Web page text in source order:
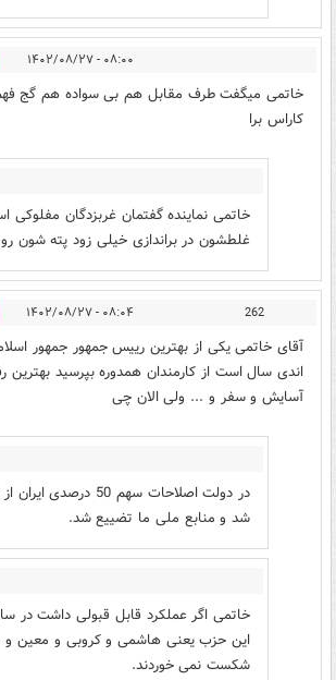
۰۸:۰۰ - ۱۴۰۲/۰۸/۲۷
خاتمی میگفت طرف مقابل هم بی سواده هم گج
کاراس برا
خاتمی نماینده گفتمان غربزدگان
غلطشون در براندازی خیلی زود پته شون
262 ۰۸:۰۴ - ۱۴۰۲/۰۸/۲۷
آقای خاتمی یکی از بهترین رییس جمهور جمهور
اندی سال است از کارمندان همدوره بپرسید بهترین
آسایش و سفر و ... ولی الان چی
شد و منابع ملی ما تضییع شد.
این حزب یعنی هاشمی و کروبی و معین و
شکست نمی خوردند.